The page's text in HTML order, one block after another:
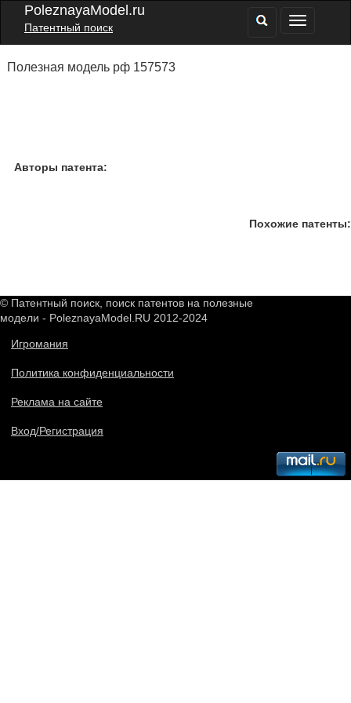
PoleznayaModel.ru
Патентный поиск
Полезная модель рф 157573
Авторы патента:
Похожие патенты:
© Патентный поиск, поиск патентов на полезные
модели - PoleznayaModel.RU 2012-2024
Игромания
Политика конфиденциальности
Реклама на сайте
Вход/Регистрация